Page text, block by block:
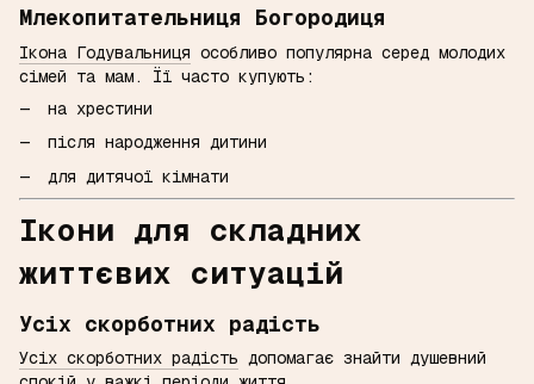
Млекопитательниця Богородиця
Ікона Годувальниця особливо популярна серед молодих
сімей та мам. Її часто купують:
на хрестини
після народження дитини
для дитячої кімнати
Ікони для складних
життєвих ситуацій
Усіх скорботних радість
Усіх скорботних радість допомагає знайти душевний